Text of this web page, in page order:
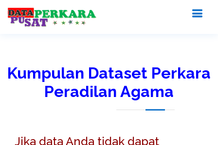
Kumpulan Dataset Perkara
Peradilan Agama
Jika data Anda tidak dapat